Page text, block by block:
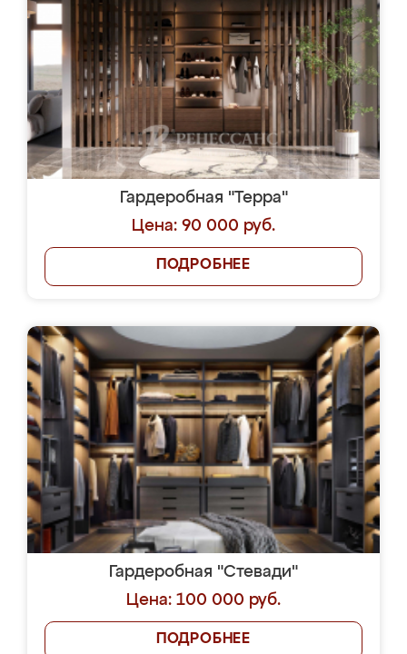
Гардеробная "Терра"
Цена: 90 000 руб.
ПОДРОБНЕЕ
Гардеробная "Стевади"
Цена: 100 000 руб.
ПОДРОБНЕЕ